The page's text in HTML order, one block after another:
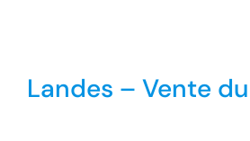
Landes – Vente